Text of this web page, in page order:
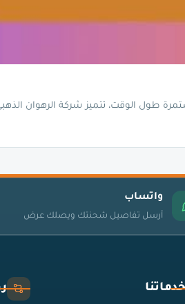
طول الوقت، تتميز شركة الرهوان الذهبي
واتساب
أرسل تفاصيل شحنتك ويصلك عرض
خدماتنا